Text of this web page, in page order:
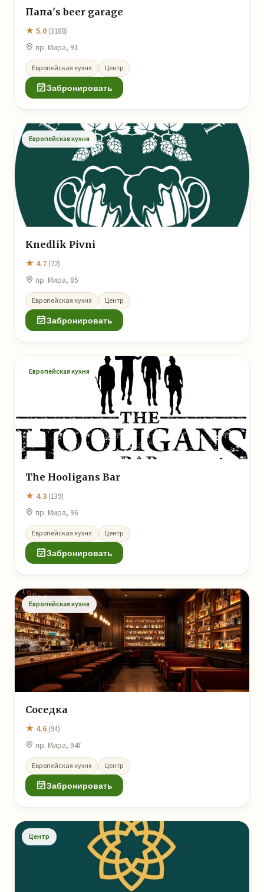
Папа's beer garage
★ 5.0 (3188)
пр. Мира, 91
Европейская кухня Центр
Забронировать
Европейская кухня
Knedlik Pivni
★ 4.7 (72)
пр. Мира, 85
Европейская кухня Центр
Забронировать
Европейская кухня
The Hooligans Bar
★ 4.3 (139)
пр. Мира, 96
Европейская кухня Центр
Забронировать
Европейская кухня
Соседка
★ 4.6 (94)
пр. Мира, 94Г
Европейская кухня Центр
Забронировать
Центр